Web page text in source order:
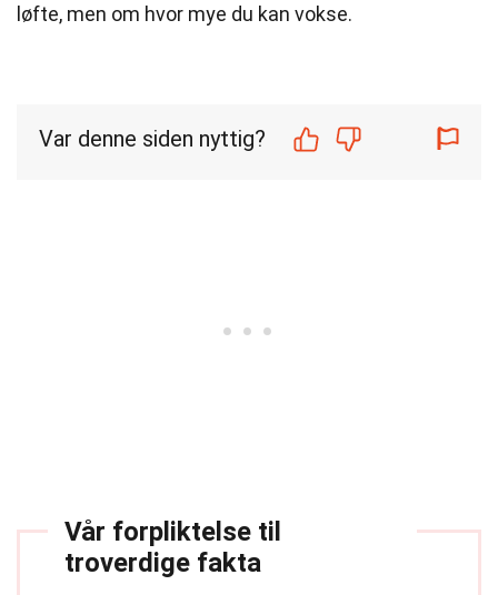
løfte, men om hvor mye du kan vokse.
Var denne siden nyttig?
Vår forpliktelse til
troverdige fakta